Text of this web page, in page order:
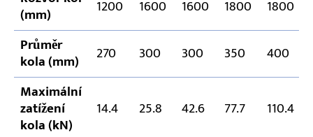
(mm) 1200 1600 1600 1800 1800
Průměr
kola (mm) 270 300 300 350 400
Maximální
zatížení
kola (kN)
14.4 25.8 42.6 77.7 110.4